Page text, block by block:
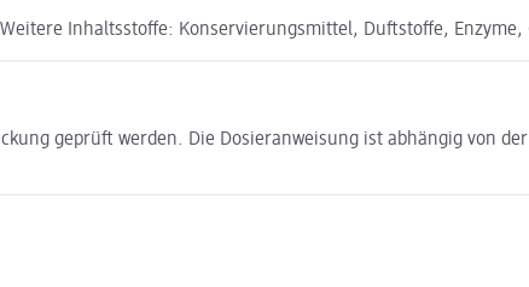
Inhaltsstoffe: Konservierungsmittel, Duftstoffe,
geprüft werden. Die Dosieranweisung ist abhängig von